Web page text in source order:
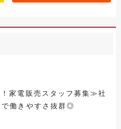
家電販売スタッフ募集≫社
で働きやすさ抜群◎